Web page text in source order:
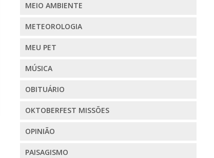
MEIO AMBIENTE
METEOROLOGIA
MEU PET
MÚSICA
OBITUÁRIO
OKTOBERFEST MISSÕES
OPINIÃO
PAISAGISMO